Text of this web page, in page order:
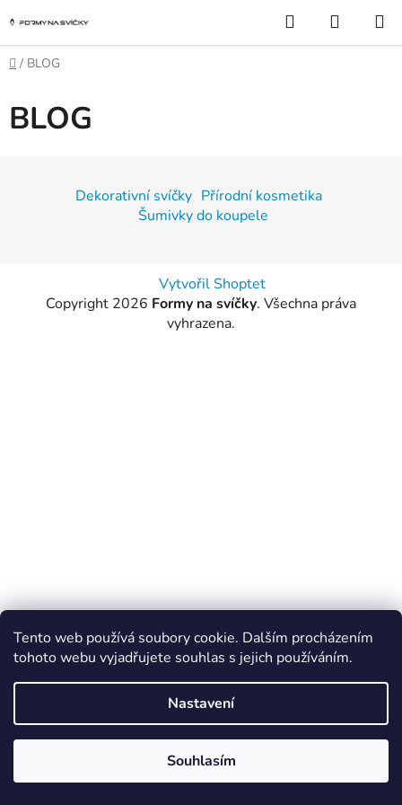
Tento web používá soubory cookie. Dalším procházením
tohoto webu vyjadřujete souhlas s jejich používáním.
Nastavení
Souhlasím
na
obsah
Stav SKLADEM u forem znamená, že na danou formu máme
materiál skladem a formu můžeme začít ihned vyrábět. Hotové
Hledat
KOŠÍK
Domů
/ BLOG
BLOG
Dekorativní svíčky Přírodní kosmetika
Šumivky do koupele
Vytvořil Shoptet
Copyright 2026 Formy na svíčky. Všechna práva
vyhrazena.